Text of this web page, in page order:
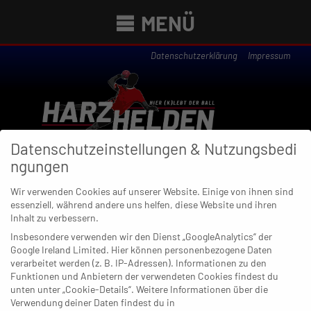
MENÜ
Datenschutzerklärung Impressum
Newsübersicht
02. NOVEMBER 2019
Cooler Auftritt: Aachener Banditen
rauben Weiden im Derby den Nerv
Datenschutzeinstellungen & Nutzungsbedi
ngungen
Wir verwenden Cookies auf unserer Website. Einige von ihnen sind
essenziell, während andere uns helfen, diese Website und ihren
Inhalt zu verbessern.
Insbesondere verwenden wir den Dienst „GoogleAnalytics“ der
Google Ireland Limited. Hier können personenbezogene Daten
verarbeitet werden (z. B. IP-Adressen). Informationen zu den
Funktionen und Anbietern der verwendeten Cookies findest du
unten unter „Cookie-Details“. Weitere Informationen über die
Verwendung deiner Daten findest du in